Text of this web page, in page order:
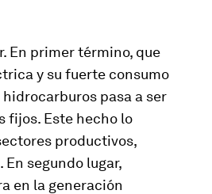
En primer término, que
y su fuerte consumo
pasa a ser
fijos. Este hecho lo
productivos,
segundo lugar,
en la generación